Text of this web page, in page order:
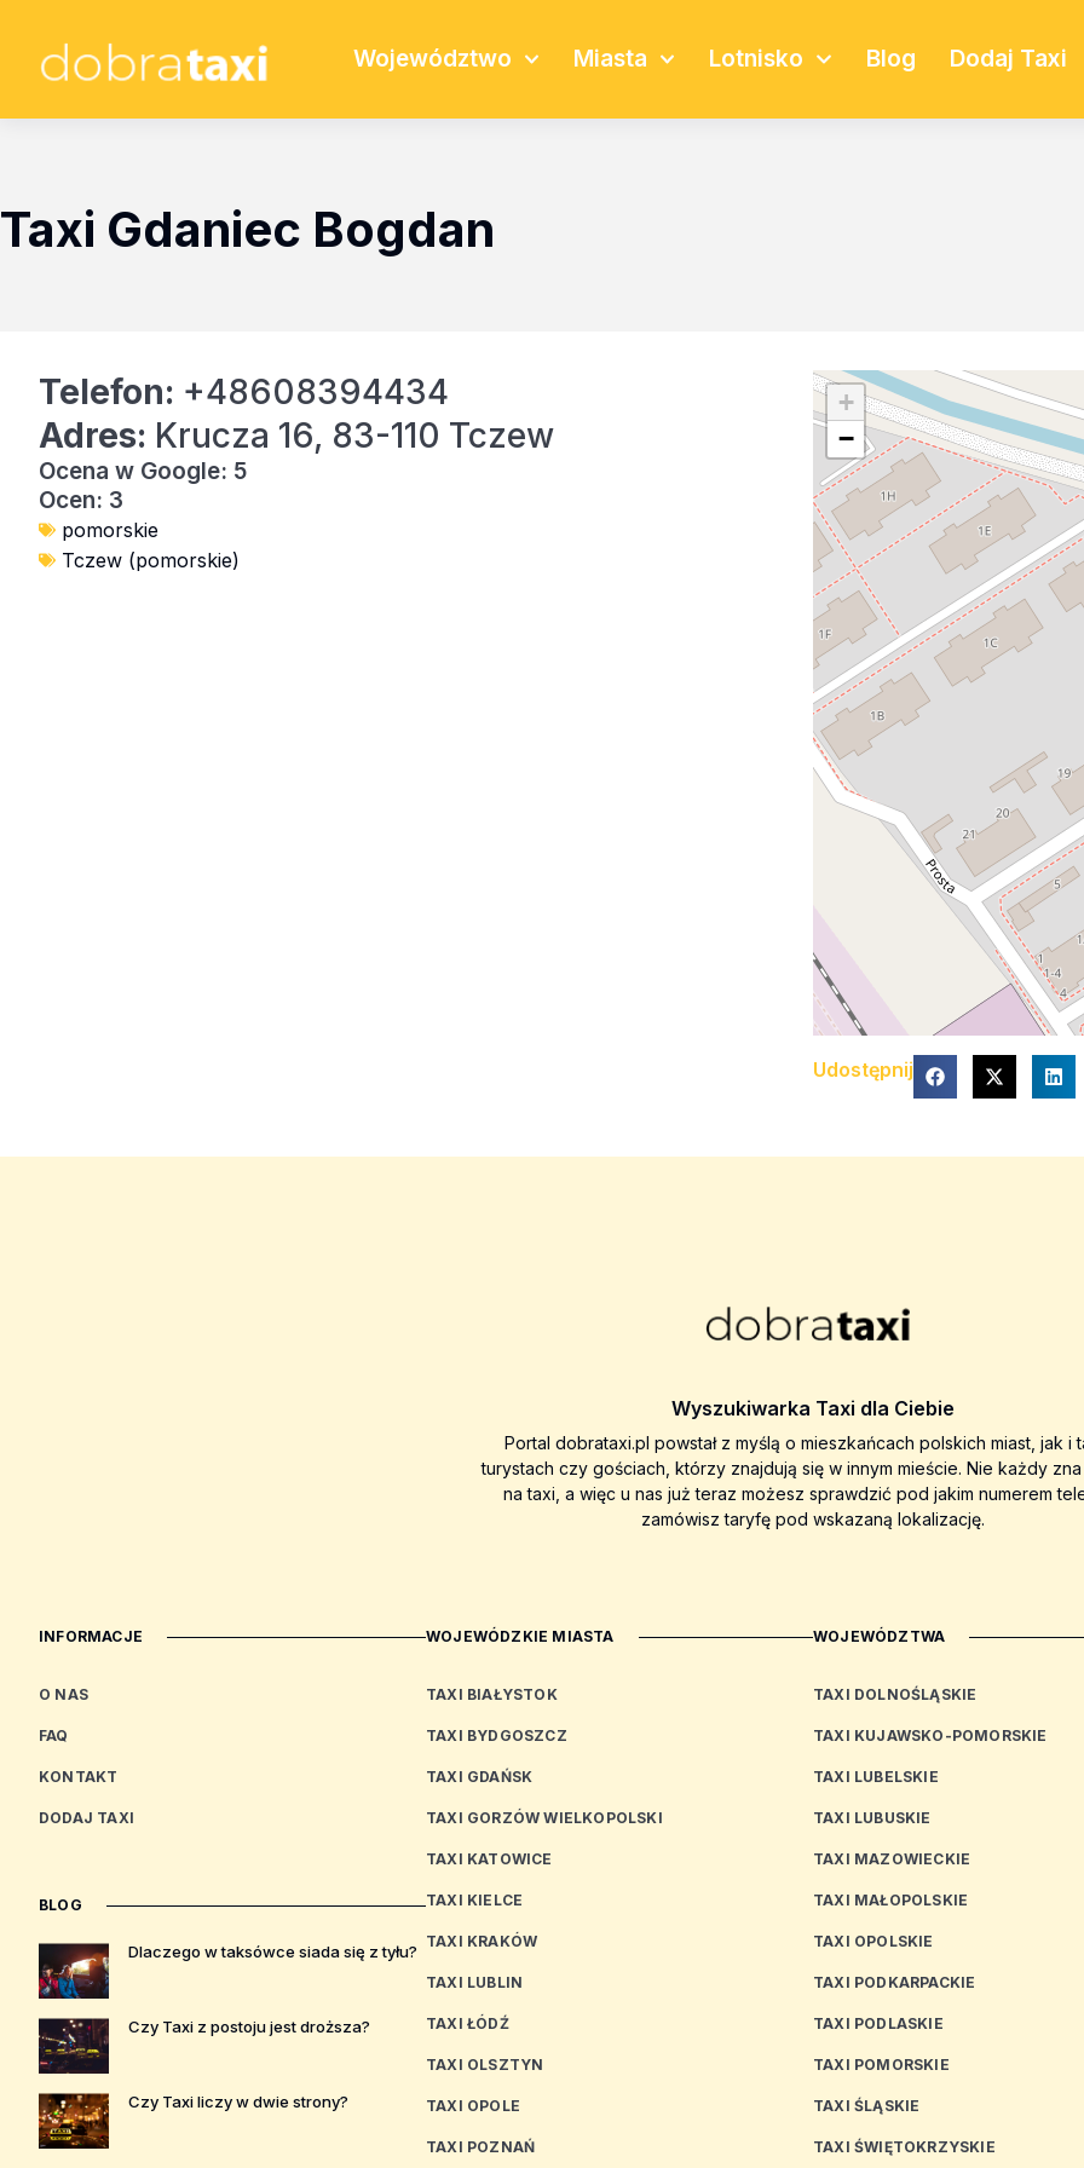
Województwo Miasta Lotnisko Blog Dodaj Taxi
Taxi Gdaniec Bogdan
Telefon: +48608394434
Adres: Krucza 16, 83-110 Tczew
Ocena w Google: 5
Ocen: 3
pomorskie
Tczew (pomorskie)
+
−
Udostępnij
Wyszukiwarka Taxi dla Ciebie
Portal dobrataxi.pl powstał z myślą o mieszkańcach polskich miast, jak i
turystach czy gościach, którzy znajdują się w innym mieście. Nie każdy
na taxi, a więc u nas już teraz możesz sprawdzić pod jakim numerem
zamówisz taryfę pod wskazaną lokalizację.
INFORMACJE
O NAS
FAQ
KONTAKT
DODAJ TAXI
BLOG
Dlaczego w taksówce siada się z tyłu?
Czy Taxi z postoju jest droższa?
Czy Taxi liczy w dwie strony?
WOJEWÓDZKIE MIASTA
TAXI BIAŁYSTOK
TAXI BYDGOSZCZ
TAXI GDAŃSK
TAXI GORZÓW WIELKOPOLSKI
TAXI KATOWICE
TAXI KIELCE
TAXI KRAKÓW
TAXI LUBLIN
TAXI ŁÓDŹ
TAXI OLSZTYN
TAXI OPOLE
TAXI POZNAŃ
WOJEWÓDZTWA
TAXI DOLNOŚLĄSKIE
TAXI KUJAWSKO-POMORSKIE
TAXI LUBELSKIE
TAXI LUBUSKIE
TAXI MAZOWIECKIE
TAXI MAŁOPOLSKIE
TAXI OPOLSKIE
TAXI PODKARPACKIE
TAXI PODLASKIE
TAXI POMORSKIE
TAXI ŚLĄSKIE
TAXI ŚWIĘTOKRZYSKIE